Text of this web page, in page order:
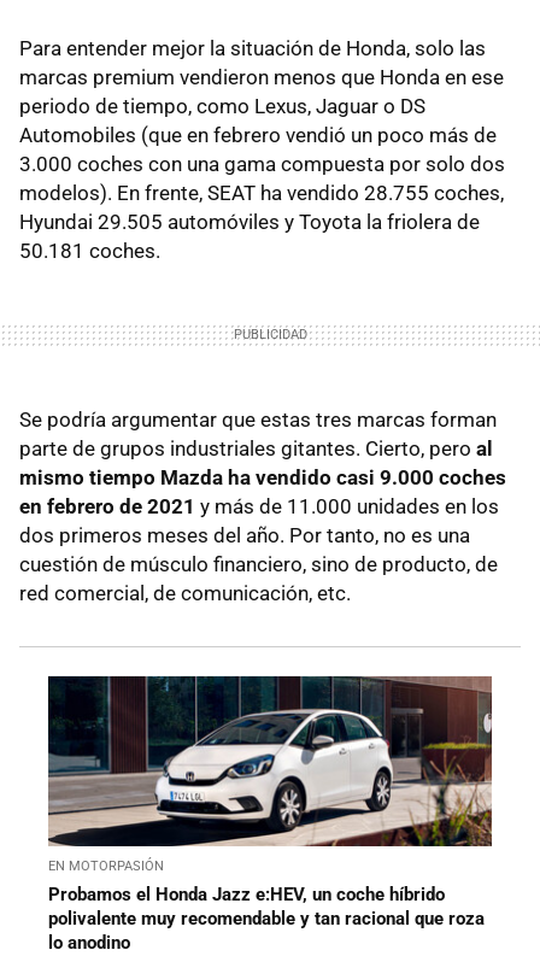
Para entender mejor la situación de Honda, solo las
marcas premium vendieron menos que Honda en ese
periodo de tiempo, como Lexus, Jaguar o DS
Automobiles (que en febrero vendió un poco más de
3.000 coches con una gama compuesta por solo dos
modelos). En frente, SEAT ha vendido 28.755 coches,
Hyundai 29.505 automóviles y Toyota la friolera de
50.181 coches.
Se podría argumentar que estas tres marcas forman
parte de grupos industriales gitantes. Cierto, pero al
mismo tiempo Mazda ha vendido casi 9.000 coches
en febrero de 2021 y más de 11.000 unidades en los
dos primeros meses del año. Por tanto, no es una
cuestión de músculo financiero, sino de producto, de
red comercial, de comunicación, etc.
EN MOTORPASIÓN
Probamos el Honda Jazz e:HEV, un coche híbrido
polivalente muy recomendable y tan racional que roza
lo anodino